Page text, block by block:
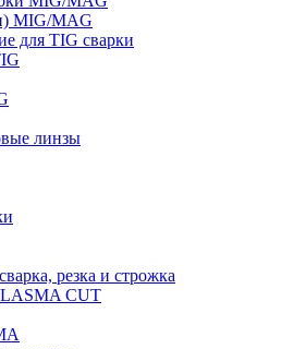
MIG/MAG
для TIG сварки
линзы
резка и строжка
CUT